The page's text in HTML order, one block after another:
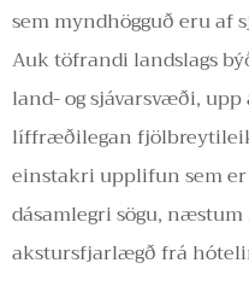
sem myndhögguð eru af
Auk töfrandi landslags
land- og sjávarsvæði,
líffræðilegan
einstakri upplifun sem
dásamlegri sögu,
akstursfjarlægð frá